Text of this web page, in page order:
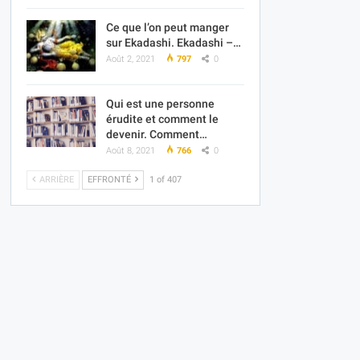
Ce que l’on peut manger
sur Ekadashi. Ekadashi –…
Août 2, 2021 797 0
Qui est une personne
érudite et comment le
devenir. Comment…
Août 8, 2021 766 0
ARRIÈRE EFFRONTÉ 1 of 407